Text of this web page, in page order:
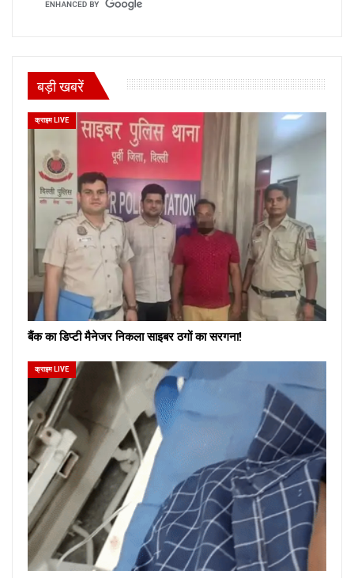
बड़ी खबरें
क्राइम LIVE
बैंक का डिप्टी मैनेजर निकला साइबर ठगों का सरगना!
क्राइम LIVE